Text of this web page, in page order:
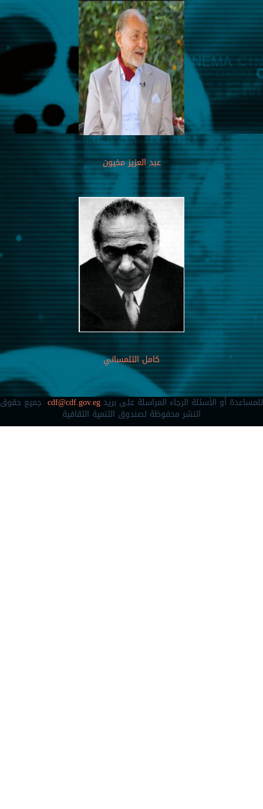
عبد العزيز مخيون
كامل التلمساني
للمساعدة أو الأسئلة الرجاء المراسلة على بريدcdf@cdf.gov.eg جميع حقوق
النشر محفوظة لصندوق التنمية الثقافية